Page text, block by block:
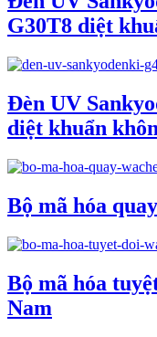
G30T8 diệt
Đèn UV
diệt khuẩn
Bộ mã hóa
Bộ mã hóa
Nam